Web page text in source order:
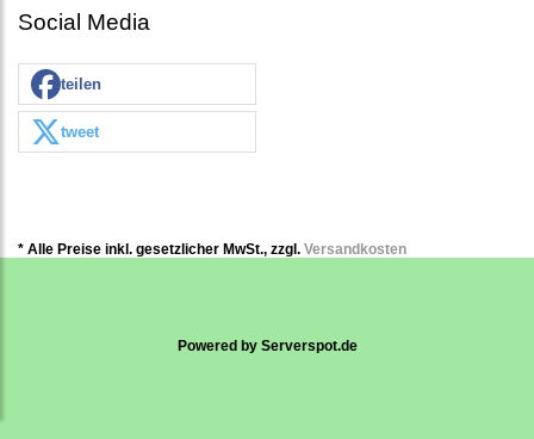
Social Media
teilen
tweet
* Alle Preise inkl. gesetzlicher MwSt., zzgl. Versandkosten
Powered by Serverspot.de